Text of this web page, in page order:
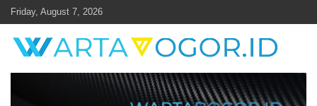
Skip
to
content
Friday, August 7, 2026
Warta Bogor